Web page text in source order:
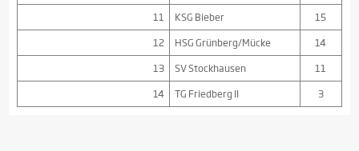
11
KSG Bieber
15
12
HSG Grünberg/Mücke
14
13
SV Stockhausen
11
14
TG Friedberg II 3